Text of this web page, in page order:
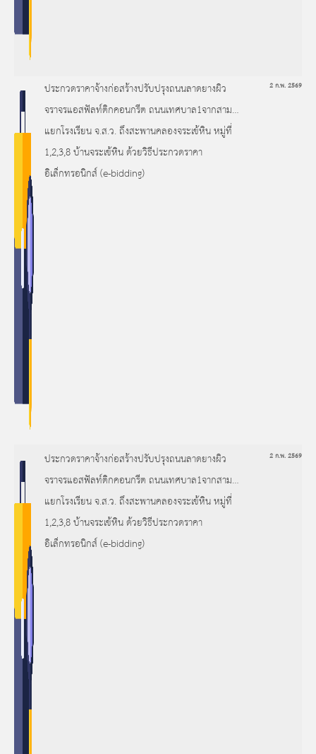
ประกวดราคาจ้างก่อสร้างปรับปรุงถนนลาดยางผิว
จราจรแอสฟัลท์ติกคอนกรีต ถนนเทศบาล1จากสาม
แยกโรงเรียน จ.ส.ว. ถึงสะพานคลองจระเข้หิน หมู่ที่
1,2,3,8 บ้านจระเข้หิน ด้วยวิธีประกวดราคา
อิเล็กทรอนิกส์ (e-bidding)
2 ก.พ. 2569
ประกวดราคาจ้างก่อสร้างปรับปรุงถนนลาดยางผิว
จราจรแอสฟัลท์ติกคอนกรีต ถนนเทศบาล1จากสาม
แยกโรงเรียน จ.ส.ว. ถึงสะพานคลองจระเข้หิน หมู่ที่
1,2,3,8 บ้านจระเข้หิน ด้วยวิธีประกวดราคา
อิเล็กทรอนิกส์ (e-bidding)
2 ก.พ. 2569